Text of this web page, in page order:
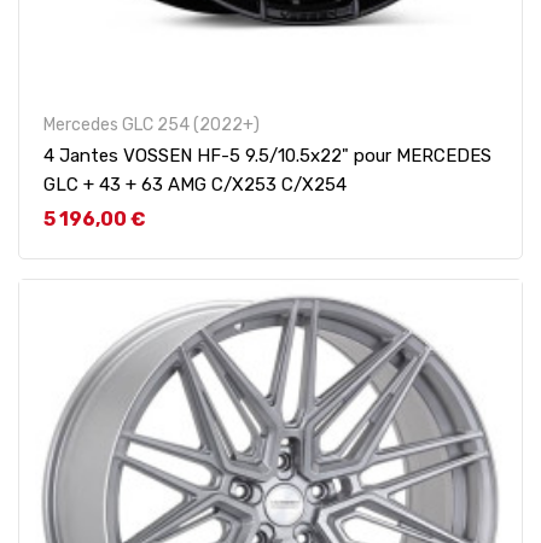
Mercedes GLC 254 (2022+)
4 Jantes VOSSEN HF-5 9.5/10.5x22" pour MERCEDES
GLC + 43 + 63 AMG C/X253 C/X254
Prix
5 196,00 €